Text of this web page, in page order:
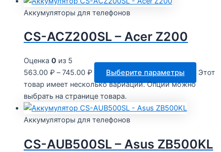
Аккумуляторы для телефонов
CS-ACZ200SL – Acer Z200
Оценка 0 из 5
563.00 ₽ –745.00 ₽ Выберите параметры
Этот
товар имеет несколько вариаций. Опции можно
выбрать на странице товара.
Аккумуляторы для телефонов
CS-AUB500SL – Asus ZB500KL